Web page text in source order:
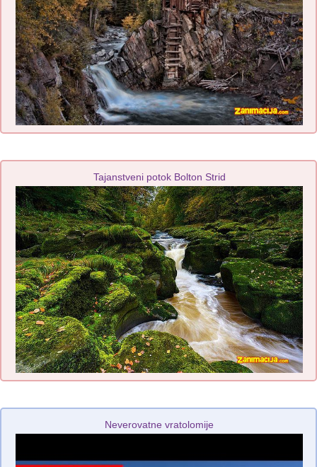
Tajanstveni potok Bolton Strid
Neverovatne vratolomije